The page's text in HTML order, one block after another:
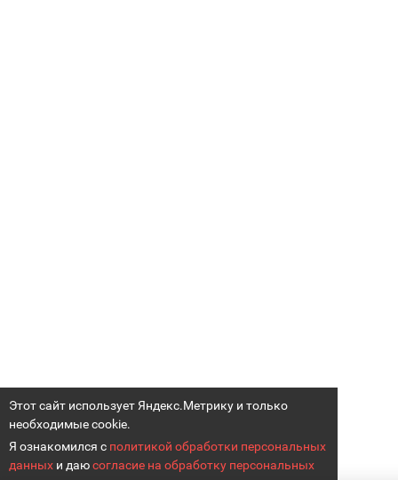
Этот сайт использует Яндекс.Метрику и только
необходимые cookie.
Я ознакомился с политикой обработки персональных
данных и даюсогласие на обработку персональных